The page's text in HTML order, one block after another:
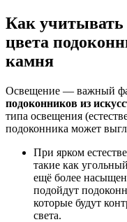
Как учитывать
цвета
камня
Освещение — важный
подоконников из
типа освещения
подоконника может
При ярком
такие как
ещё более
подойдут
которые будут
света.